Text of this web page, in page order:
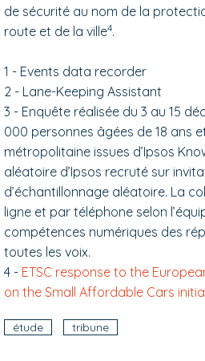
de sécurité au nom de la
route et de la ville4.
1 - Events data recorder
2 - Lane-Keeping Assistant
3 - Enquête réalisée du 3 au 15
000 personnes âgées de 18 ans
métropolitaine issues d’Ipsos
aléatoire d’Ipsos recruté sur
d’échantillonnage aléatoire. La
ligne et par téléphone selon
compétences numériques des
toutes les voix.
4 - ETSC response to the
on the Small Affordable Cars
étude tribune